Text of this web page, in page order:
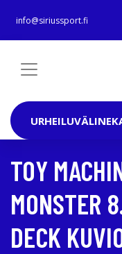
info@siriussport.fi
TOY
MONSTER
DECK